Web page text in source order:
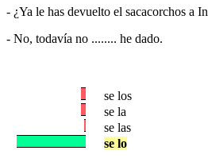
- ¿Ya le has devuelto el sacacorchos a
- No, todavía no ........ he dado.
se los
se la
se las
se lo